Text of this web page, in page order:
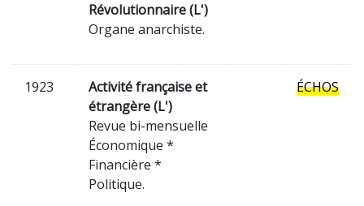
Révolutionnaire (L')
Organe anarchiste.
1923
Activité française et
étrangère (L')
Revue bi-mensuelle
Économique *
Financière *
Politique.
ÉCHOS